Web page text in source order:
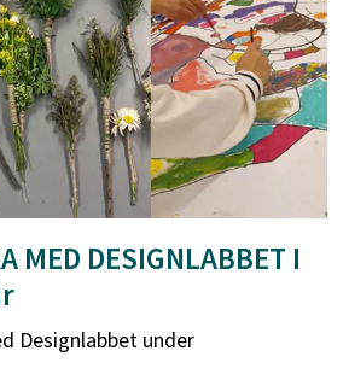
MED DESIGNLABBET I
Designlabbet under